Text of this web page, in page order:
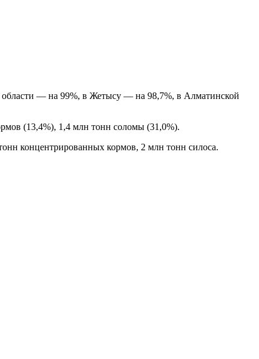
области — на 99%, в Жетысу — на 98,7%, в Алматинской
(13,4%), 1,4 млн тонн соломы (31,0%).
концентрированных кормов, 2 млн тонн силоса.